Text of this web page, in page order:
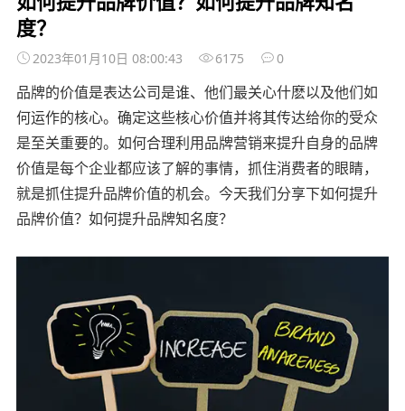
度？
2023年01月10日 08:00:43 6175 0
品牌的价值是表达公司是谁、他们最关心什麽以及他们如
何运作的核心。确定这些核心价值并将其传达给你的受众
是至关重要的。如何合理利用品牌营销来提升自身的品牌
价值是每个企业都应该了解的事情，抓住消费者的眼睛，
就是抓住提升品牌价值的机会。今天我们分享下如何提升
品牌价值？如何提升品牌知名度？